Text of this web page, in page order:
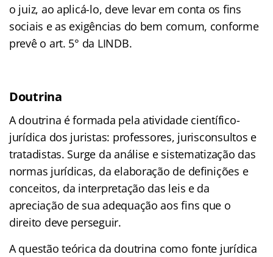
o juiz, ao aplicá-lo, deve levar em conta os fins
sociais e as exigências do bem comum, conforme
prevê o art. 5° da LINDB.
Doutrina
A doutrina é formada pela atividade científico-
jurídica dos juristas: professores, jurisconsultos e
tratadistas. Surge da análise e sistematização das
normas jurídicas, da elaboração de definições e
conceitos, da interpretação das leis e da
apreciação de sua adequação aos fins que o
direito deve perseguir.
A questão teórica da doutrina como fonte jurídica